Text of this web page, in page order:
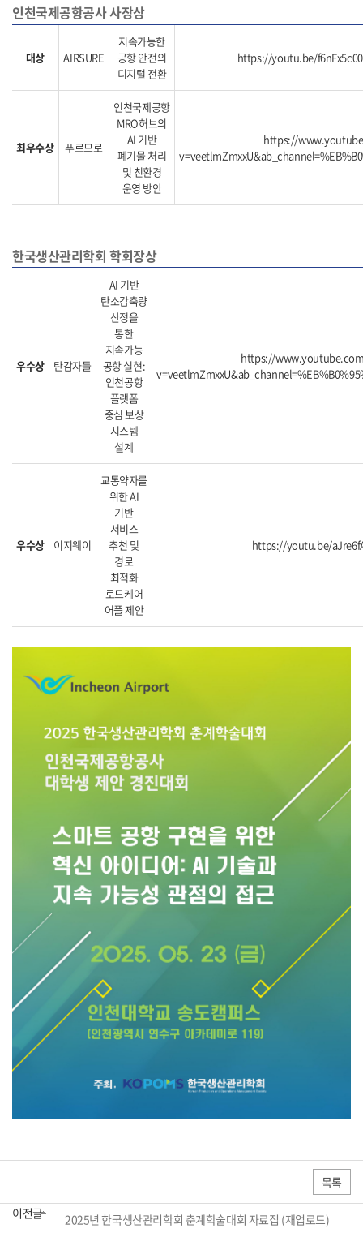
인천국제공항공사 사장상
대상 AIRSURE
지속가능한
공항 안전의
디지털 전환
https://youtu.be/
최우수상 푸르므로
인천국제공항
MRO허브의
AI 기반
폐기물 처리
및 친환경
운영 방안
https://
한국생산관리학회 학회장상
우수상 탄감자들
AI 기반
탄소감축량
산정을
통한
지속가능
공항 실현:
인천공항
플랫폼
중심 보상
시스템
설계
https://
우수상 이지웨이
교통약자를
위한 AI
기반
서비스
추천 및
경로
최적화
로드케어
어플 제안
https://youtu.be/
목록
이전글
2025년 한국생산관리학회 춘계학술대회 자료집 (재업로드)